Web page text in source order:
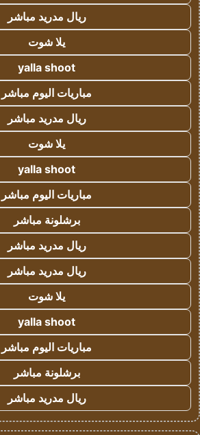
ريال مدريد مباشر
يلا شوت
yalla shoot
مباريات اليوم مباشر
ريال مدريد مباشر
يلا شوت
yalla shoot
مباريات اليوم مباشر
برشلونة مباشر
ريال مدريد مباشر
ريال مدريد مباشر
يلا شوت
yalla shoot
مباريات اليوم مباشر
برشلونة مباشر
ريال مدريد مباشر